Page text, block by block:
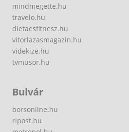
mindmegette.hu
travelo.hu
dietaesfitnesz.hu
vitorlazasmagazin.hu
videkize.hu
tvmusor.hu
Bulvár
borsonline.hu
ripost.hu